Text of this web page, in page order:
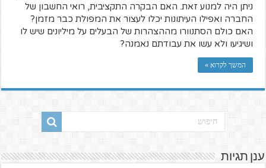
ניתן היה למנוע זאת. האם הבקרה התקציבית, רואי החשבון של
החברה ואפילו העיתונות יכלו לעצור את המפולת כבר מזמן?
האם כולם הסתנוורו מההצהרות של הבעלים על מיליונים שיש לו
ושיגיעו ולא עשו את עבודתם נאמנה?
המשך לקרוא »
ענן תגיות